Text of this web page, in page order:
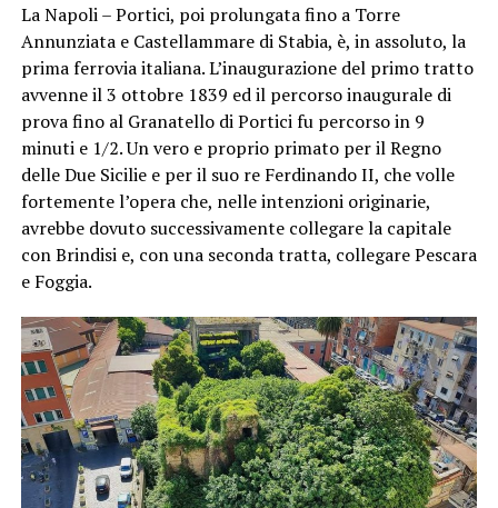
La Napoli – Portici, poi prolungata fino a Torre
Annunziata e Castellammare di Stabia, è, in assoluto, la
prima ferrovia italiana. L’inaugurazione del primo tratto
avvenne il 3 ottobre 1839 ed il percorso inaugurale di
prova fino al Granatello di Portici fu percorso in 9
minuti e 1/2. Un vero e proprio primato per il Regno
delle Due Sicilie e per il suo re Ferdinando II, che volle
fortemente l’opera che, nelle intenzioni originarie,
avrebbe dovuto successivamente collegare la capitale
con Brindisi e, con una seconda tratta, collegare Pescara
e Foggia.